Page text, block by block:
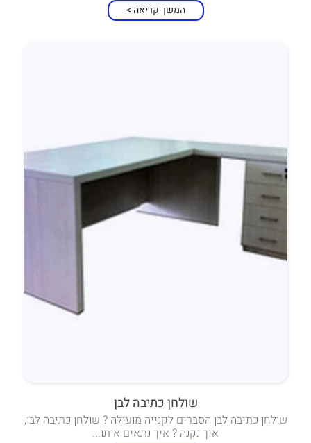
המשך קריאה >
שולחן כתיבה לבן
שולחן כתיבה לבן הסברים לקנייה מועילה ? שולחן כתיבה לבן,
איך נקנה ? איך נתאים אותו...